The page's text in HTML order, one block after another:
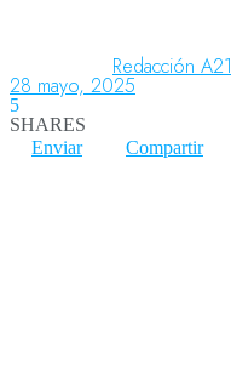
Aeroespacial
Redacción A21
28 mayo, 2025
5
SHARES
Enviar
Compartir